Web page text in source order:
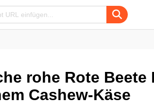
rohe Rote Beete
Cashew-Käse